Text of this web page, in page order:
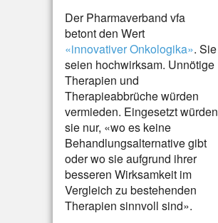
Der Pharmaverband vfa
betont den Wert
«innovativer Onkologika». Sie
seien hochwirksam. Unnötige
Therapien und
Therapieabbrüche würden
vermieden. Eingesetzt würden
sie nur, «wo es keine
Behandlungsalternative gibt
oder wo sie aufgrund ihrer
besseren Wirksamkeit im
Vergleich zu bestehenden
Therapien sinnvoll sind».